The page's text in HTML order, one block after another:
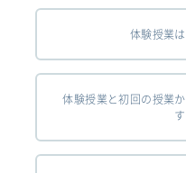
体験授業
体験授業と初回の授業